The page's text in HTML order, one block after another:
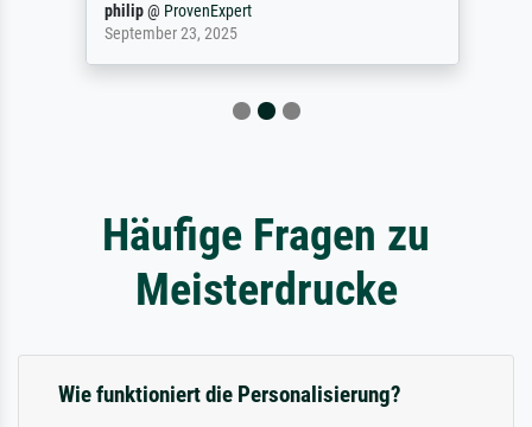
philip@ProvenExpert
September 23, 2025
Häufige Fragen zu
Meisterdrucke
Wie funktioniert die Personalisierung?